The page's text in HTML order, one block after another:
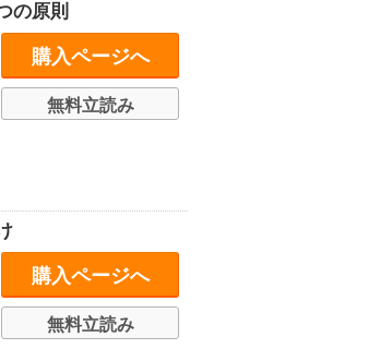
の原則
購入ページへ
無料立読み
購入ページへ
無料立読み